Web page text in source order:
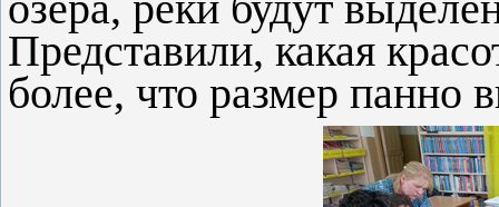
Представили, какая
более, что размер панно